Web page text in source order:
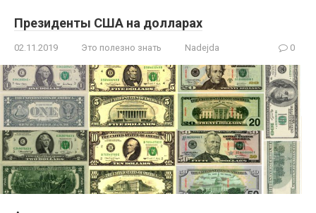
Президенты США на долларах
02.11.2019 Это полезно знать Nadejda 0